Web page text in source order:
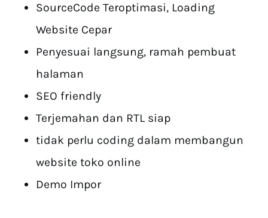
SourceCode Teroptimasi, Loading
Website Cepar
Penyesuai langsung, ramah pembuat
halaman
SEO friendly
Terjemahan dan RTL siap
tidak perlu coding dalam membangun
website toko online
Demo Impor